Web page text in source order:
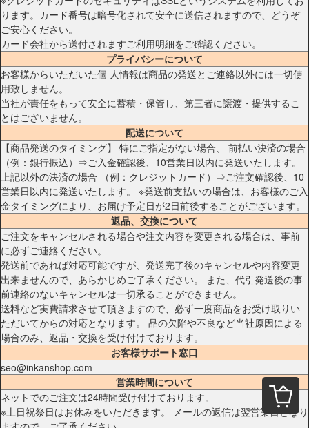
ります。カード番号は暗号化されて安全に送信されますので、どうぞ
ご安心ください。
カード会社から送付されますご利用明細をご確認ください。
プライバシーについて
お客様からいただいた個 人情報は商品の発送とご連絡以外には一切使
用致しません。
当社が責任をもって安全に蓄積・保管し、第三者に譲渡・提供するこ
とはございません。
配送について
【商品発送のタイミング】 特にご指定がない場合、 前払い決済の場合
（例：銀行振込）⇒ご入金確認後、10営業日以内に発送いたします。
上記以外の決済の場合 （例：クレジットカード）⇒ご注文確認後、10
営業日以内に発送いたします。 ※発送前支払いの場合は、お客様のご入
金タイミングにより、お届け予定日が2日前後することがございます。
返品、交換について
ご注文をキャンセルされる場合や注文内容を変更される場合は、事前
に必ずご連絡ください。
発送前であれば対応可能ですが、発送完了後のキャンセルや内容変更
出来ませんので、あらかじめご了承ください。 また、代引発送後の事
前連絡のないキャンセルは一切承ることができません。
送料など実費請求させて頂きますので、必ず一度商品をお受け取りい
ただいてからの対応となります。 品の欠陥や不良など当社原因による
場合のみ、返品・交換を受け付けております。
お客様サポート窓口
seo@inkanshop.com
営業時間について
ネットでのご注文は24時間受け付けております。
※土日祝祭日はお休みをいただきます。 メールの返信は翌営業日となり